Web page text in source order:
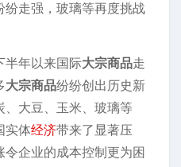
走强，玻璃等再度挑战
半年以来国际大宗商品走
大宗商品纷纷创出历史新
、大豆、玉米、玻璃等
实体经济带来了显著压
企业的成本控制更为困